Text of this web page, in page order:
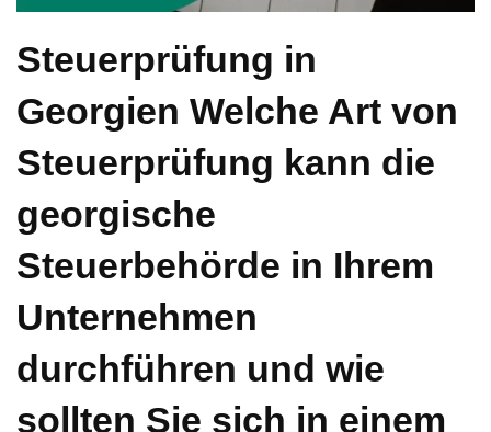
Steuerprüfung in
Georgien Welche Art von
Steuerprüfung kann die
georgische
Steuerbehörde in Ihrem
Unternehmen
durchführen und wie
sollten Sie sich in einem